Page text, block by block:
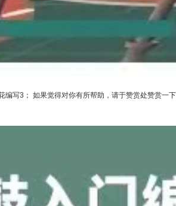
写3； 如果觉得对你有所帮助，请于赞赏处赞赏一